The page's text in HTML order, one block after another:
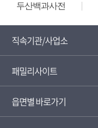
두산백과사전
직속기관/사업소
패밀리사이트
읍면별 바로가기